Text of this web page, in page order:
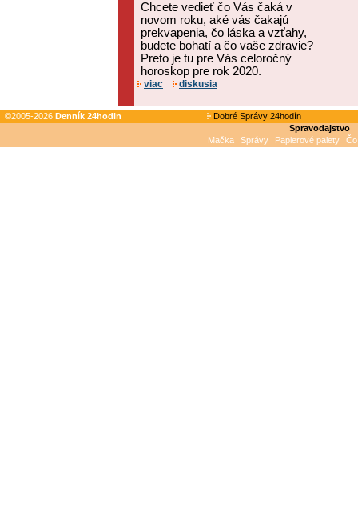
Chcete vedieť čo Vás čaká v
novom roku, aké vás čakajú
prekvapenia, čo láska a vzťahy,
budete bohatí a čo vaše zdravie?
Preto je tu pre Vás celoročný
horoskop pre rok 2020.
viac diskusia
©2005-2026 Denník 24hodin
Dobré Správy 24hodín
Spravodajstvo
Mačka
Správy Papierové palety